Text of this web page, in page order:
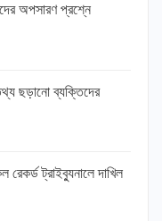
অপসারণ প্রশ্নে
ছড়ানো ব্যক্তিদের
রেকর্ড ট্রাইব্যুনালে দাখিল